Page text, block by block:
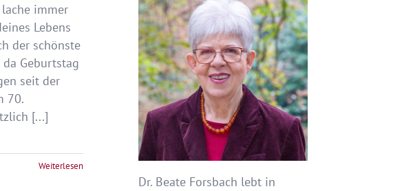
immer
Lebens
der schönste
Geburtstag
seit der
70.
[...]
Weiterlesen
Dr. Beate Forsbach lebt in